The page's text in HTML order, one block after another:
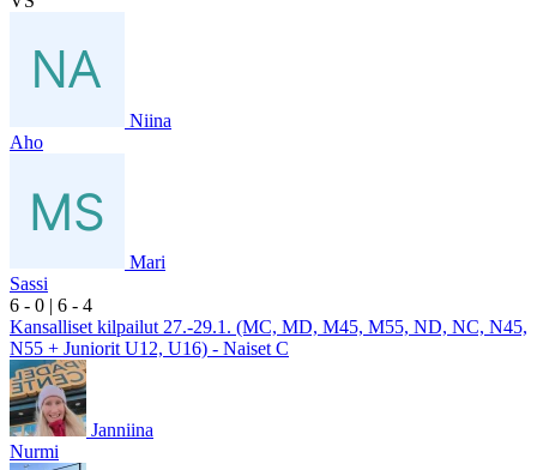
Niina
Aho
Mari
Sassi
6 - 0 | 6 - 4
Kansalliset kilpailut 27.-29.1. (MC, MD, M45, M55, ND, NC, N45,
N55 + Juniorit U12, U16) - Naiset C
Janniina
Nurmi